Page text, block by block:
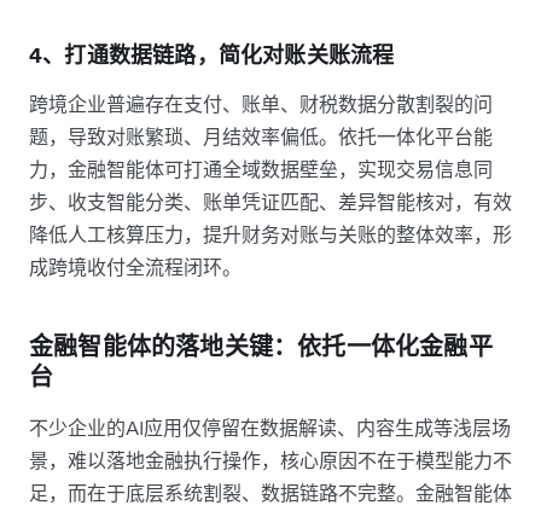
4、打通数据链路，简化对账关账流程
跨境企业普遍存在支付、账单、财税数据分散割裂的问
题，导致对账繁琐、月结效率偏低。依托一体化平台能
力，金融智能体可打通全域数据壁垒，实现交易信息同
步、收支智能分类、账单凭证匹配、差异智能核对，有效
降低人工核算压力，提升财务对账与关账的整体效率，形
成跨境收付全流程闭环。
金融智能体的落地关键：依托一体化金融平
台
不少企业的AI应用仅停留在数据解读、内容生成等浅层场
景，难以落地金融执行操作，核心原因不在于模型能力不
足，而在于底层系统割裂、数据链路不完整。金融智能体